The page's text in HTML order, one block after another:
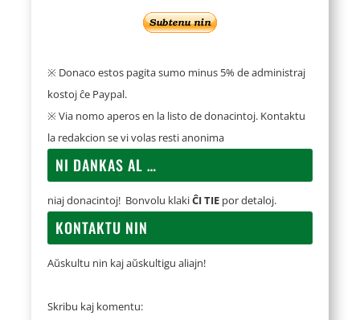
※ Donaco estos pagita sumo minus 5% de administraj
kostoj ĉe Paypal.
※ Via nomo aperos en la listo de donacintoj. Kontaktu
la redakcion se vi volas resti anonima
NI DANKAS AL …
niaj donacintoj! Bonvolu klakiĈI TIE por detaloj.
KONTAKTU NIN
Aŭskultu nin kaj aŭskultigu aliajn!
Skribu kaj komentu: